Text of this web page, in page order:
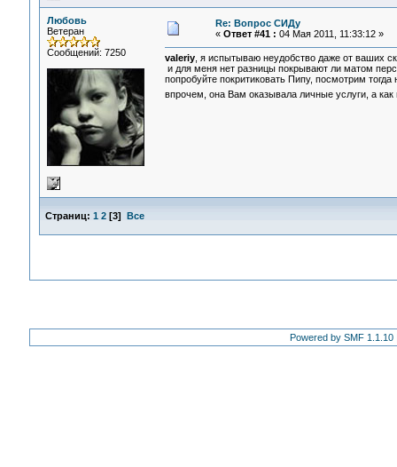
Любовь
Ветеран
Сообщений: 7250
Re: Вопрос СИДу
« Ответ #41 : 04 Мая 2011, 11:33:12 »
valeriy, я испытываю неудобство даже от ваших
и для меня нет разницы покрывают ли матом
попробуйте покритиковать Пипу, посмотрим
впрочем, она Вам оказывала личные услуги, а
Страниц: 1 2[3] Все
Powered by SMF 1.1.10